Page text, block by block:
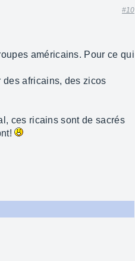
#10
américains. Pour ce qui
africains, des zicos
ces ricains sont de sacrés